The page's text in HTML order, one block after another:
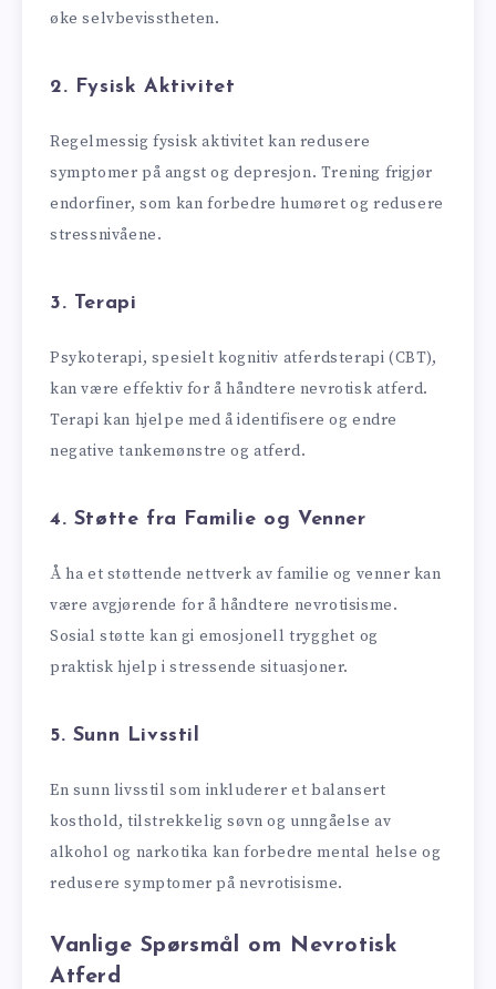
øke selvbevisstheten.
2. Fysisk Aktivitet
Regelmessig fysisk aktivitet kan redusere
symptomer på angst og depresjon. Trening frigjør
endorfiner, som kan forbedre humøret og redusere
stressnivåene.
3. Terapi
Psykoterapi, spesielt kognitiv atferdsterapi (CBT),
kan være effektiv for å håndtere nevrotisk atferd.
Terapi kan hjelpe med å identifisere og endre
negative tankemønstre og atferd.
4. Støtte fra Familie og Venner
Å ha et støttende nettverk av familie og venner kan
være avgjørende for å håndtere nevrotisisme.
Sosial støtte kan gi emosjonell trygghet og
praktisk hjelp i stressende situasjoner.
5. Sunn Livsstil
En sunn livsstil som inkluderer et balansert
kosthold, tilstrekkelig søvn og unngåelse av
alkohol og narkotika kan forbedre mental helse og
redusere symptomer på nevrotisisme.
Vanlige Spørsmål om Nevrotisk
Atferd